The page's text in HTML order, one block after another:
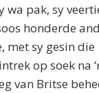
wa pak, sy
honderde
met sy gesin die
op soek na
van Britse